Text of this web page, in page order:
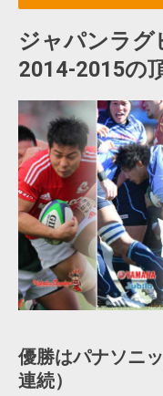
ジャパンラグ
2014-2015の
優勝はパナソニ
連続）